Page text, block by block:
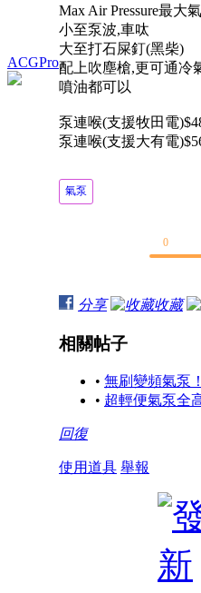
ACGPro
Max Air Pressure最大
小至泵波,車呔
大至打石屎釘(黑柴)
配上吹塵槍,更可通冷
噴油都可以
泵連喉(支援牧田電
泵連喉(支援大有電
氣泵
0
分享 收藏
相關帖子
• 無刷變頻氣泵！
• 超輕便氣泵全
回復
使用道具 舉報